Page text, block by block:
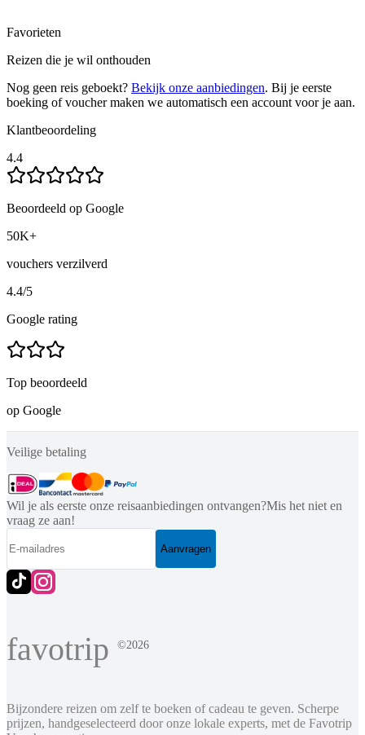
Favorieten
Reizen die je wil onthouden
Nog geen reis geboekt? Bekijk onze aanbiedingen. Bij je eerste
boeking of voucher maken we automatisch een account voor je aan.
Klantbeoordeling
4.4
Beoordeeld op Google
50K+
vouchers verzilverd
4.4/5
Google rating
Top beoordeeld
op Google
Veilige betaling
Wil je als eerste onze reisaanbiedingen ontvangen?Mis het niet en
vraag ze aan!
Aanvragen
favotrip ©2026
Bijzondere reizen om zelf te boeken of cadeau te geven. Scherpe
prijzen, handgeselecteerd door onze lokale experts, met de Favotrip